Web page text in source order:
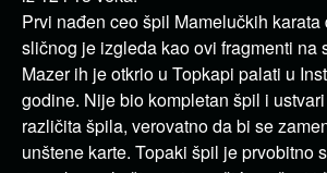
Prvi nađen ceo špil Mamelučkih karata
sličnog je izgleda kao ovi fragmenti na
Mazer ih je otkrio u Topkapi palati u
godine. Nije bio kompletan špil i
različita špila, verovatno da bi se
unštene karte. Topaki špil je prvobitno